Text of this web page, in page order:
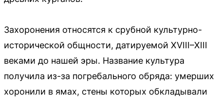
Захоронения относятся к срубной культурно-
исторической общности, датируемой XVIII–XIII
веками до нашей эры. Название культура
получила из-за погребального обряда: умерших
хоронили в ямах, стены которых обкладывали